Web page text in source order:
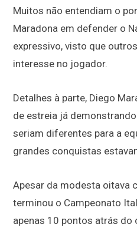
Muitos não entendiam o
Maradona em defender o
expressivo, visto que
interesse no jogador.
Detalhes à parte, Diego
de estreia já
seriam diferentes para a
grandes conquistas
Apesar da modesta oitava
terminou o Campeonato
apenas 10 pontos atrás do